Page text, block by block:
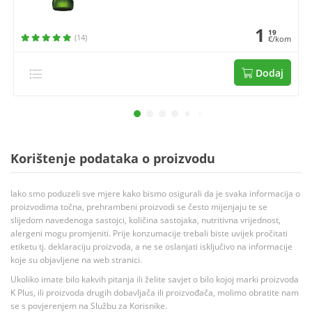
(14) 1 19
€/kom
Dodaj
Korištenje podataka o proizvodu
Iako smo poduzeli sve mjere kako bismo osigurali da je svaka informacija o
proizvodima točna, prehrambeni proizvodi se često mijenjaju te se
slijedom navedenoga sastojci, količina sastojaka, nutritivna vrijednost,
alergeni mogu promjeniti. Prije konzumacije trebali biste uvijek pročitati
etiketu tj. deklaraciju proizvoda, a ne se oslanjati isključivo na informacije
koje su objavljene na web stranici.
Ukoliko imate bilo kakvih pitanja ili želite savjet o bilo kojoj marki proizvoda
K Plus, ili proizvoda drugih dobavljača ili proizvođača, molimo obratite nam
se s povjerenjem na Službu za Korisnike.